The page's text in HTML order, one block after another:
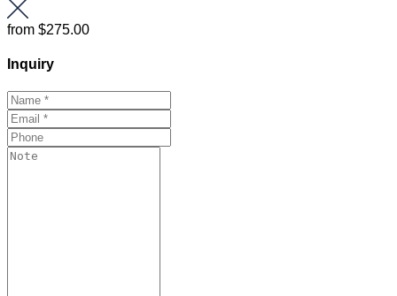
from $275.00
Inquiry